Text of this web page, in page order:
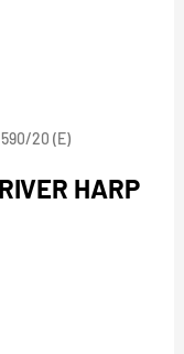
590/20 (E)
HARP